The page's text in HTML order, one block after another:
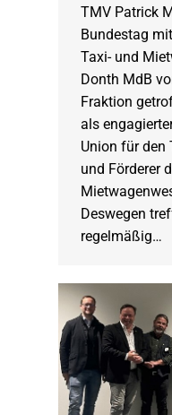
TMV Patrick
Bundestag
Taxi- und
Donth MdB
Fraktion
als
Union für den
und Förderer
Deswegen
regelmäßig…